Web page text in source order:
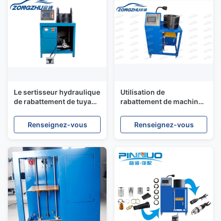
Le sertisseur hydraulique
de rabattement de tuyau
suspension 450V 220V
380V
Renseignez-vous
Utilisation de
rabattement de machine
réparer la reconstruction
le choc de suspension
Renseignez-vous